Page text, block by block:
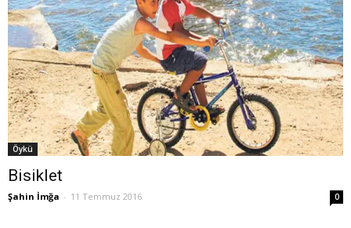
Öykü
Bisiklet
Şahin İmğa - 11 Temmuz 2016 0